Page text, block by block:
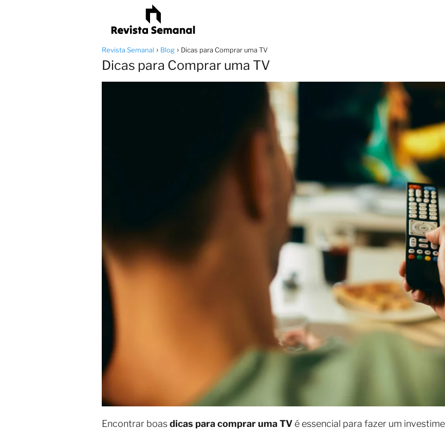
Revista Semanal Blog Dicas para Comprar uma TV
Dicas para Comprar uma TV
Encontrar boasdicas para comprar uma TV é essencial para fazer um